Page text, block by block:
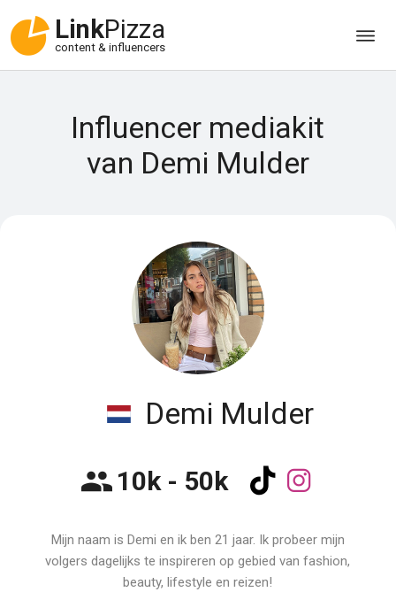
LinkPizza
content & influencers
Influencer mediakit
van Demi Mulder
Demi Mulder
10k - 50k
Mijn naam is Demi en ik ben 21 jaar. Ik probeer mijn
volgers dagelijks te inspireren op gebied van fashion,
beauty, lifestyle en reizen!